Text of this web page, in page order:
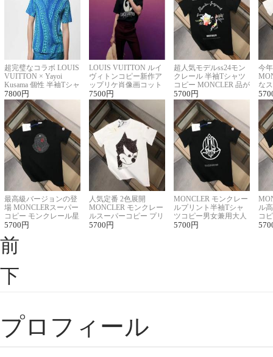
超完璧なコラボ LOUIS
VUITTON × Yayoi
Kusama 個性 半袖Tシャ
ツコピー男女兼用
7800 円
LOUIS VUITTON ルイ
ヴィトンコピー新作ア
ップリケ肖像画コット
ンニット半袖Tシャツ
7500 円
超人気モデルss24モン
クレール 半袖Tシャツ
コピー MONCLER 品が
良く見た目
5700 円
今
な
ル
最高級バージョンの登
場 MONCLERスーパー
コピー モンクレール星
座半袖Tシャツ
5700 円
人気定番 2色展開
MONCLER モンクレー
ルスーパーコピー プリ
ント半袖Tシャツ
5700 円
MONCLER モンクレー
ルプリント半袖Tシャ
ツコピー男女兼用大人
可愛い春夏コーデ
5700 円
ル
コ
ィ
前
下
プロフィール